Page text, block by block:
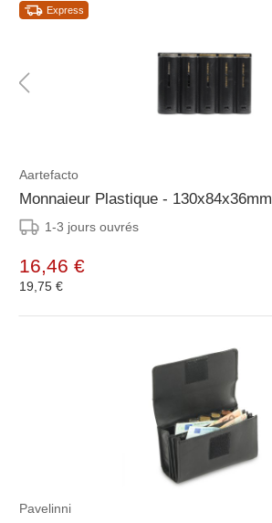
Express
Aartefacto
Monnaieur Plastique - 130x84x36mm
1-3 jours ouvrés
16,46 €
19,75 €
Pavelinni